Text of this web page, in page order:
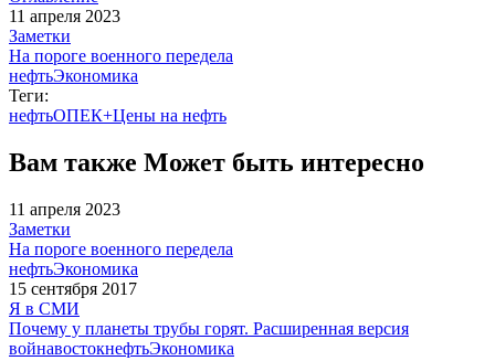
11 апреля 2023
Заметки
На пороге военного передела
нефтьЭкономика
Теги:
нефтьОПЕК+Цены на нефть
Вам также Может быть интересно
11 апреля 2023
Заметки
На пороге военного передела
нефтьЭкономика
15 сентября 2017
Я в СМИ
Почему у планеты трубы горят. Расширенная версия
войнавостокнефтьЭкономика